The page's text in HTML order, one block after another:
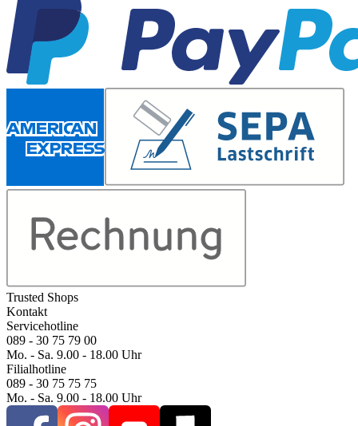
Trusted Shops
Kontakt
Servicehotline
089 - 30 75 79 00
Mo. - Sa. 9.00 - 18.00 Uhr
Filialhotline
089 - 30 75 75 75
Mo. - Sa. 9.00 - 18.00 Uhr